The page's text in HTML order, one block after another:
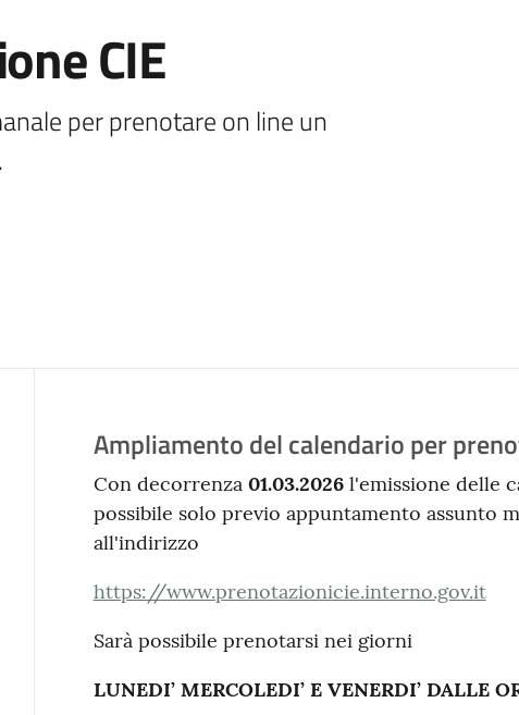
CIE
per prenotare on line un
Contenuto
Ampliamento del calendario per
Con decorrenza 01.03.2026l'emissione delle
possibile solo previo appuntamento assunto
all'indirizzo
https://www.prenotazionicie.interno.gov.it
Sarà possibile prenotarsi nei giorni
LUNEDI’ MERCOLEDI’ E VENERDI’ DALLE